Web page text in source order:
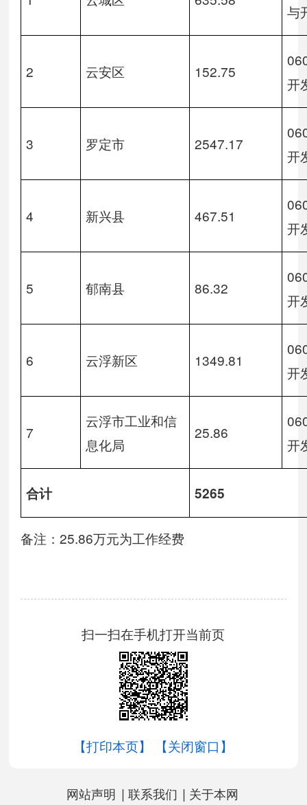
与
2 云安区 152.75
开
3 罗定市 2547.17
开
4 新兴县 467.51
开
5 郁南县 86.32
开
6 云浮新区 1349.81
开
7
云浮市工业和信
息化局
25.86
开
合计 5265
备注：25.86万元为工作经费
扫一扫在手机打开当前页
【打印本页】 【关闭窗口】
网站声明 | 联系我们 | 关于本网